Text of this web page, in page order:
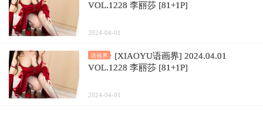
VOL.1228 李丽莎 [81+1P]
2024-04-01
语画界
[XIAOYU语画界] 2024.04.01
VOL.1228 李丽莎 [81+1P]
2024-04-01